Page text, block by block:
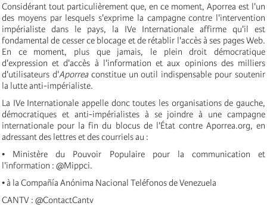
Considérant tout particulièrement que, en ce moment, Aporrea est l'un
des moyens par lesquels s'exprime la campagne contre l'intervention
impérialiste dans le pays, la IVe Internationale affirme qu'il est
fondamental de cesser ce blocage et de rétablir l'accès à ses pages Web.
En ce moment, plus que jamais, le plein droit démocratique
d'expression et d'accès à l'information et aux opinions des milliers
d'utilisateurs d'Aporreaconstitue un outil indispensable pour soutenir
la lutte anti-impérialiste.
La IVe Internationale appelle donc toutes les organisations de gauche,
démocratiques et anti-impérialistes à se joindre à une campagne
internationale pour la fin du blocus de l'État contre Aporrea.org, en
adressant des lettres et des courriels au :
• Ministère du Pouvoir Populaire pour la communication et
l'information : @Mippci.
• à la Compañía Anónima Nacional Teléfonos de Venezuela
CANTV : @ContactCantv